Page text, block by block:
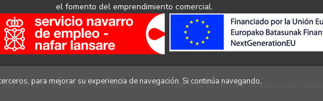
el fomento del emprendimiento comercial.
por la Dirección General del Libro , del Cómic y de la Lectura, Ministerio de Cultura.
para mejorar su experiencia de navegación. Si continúa navegando,